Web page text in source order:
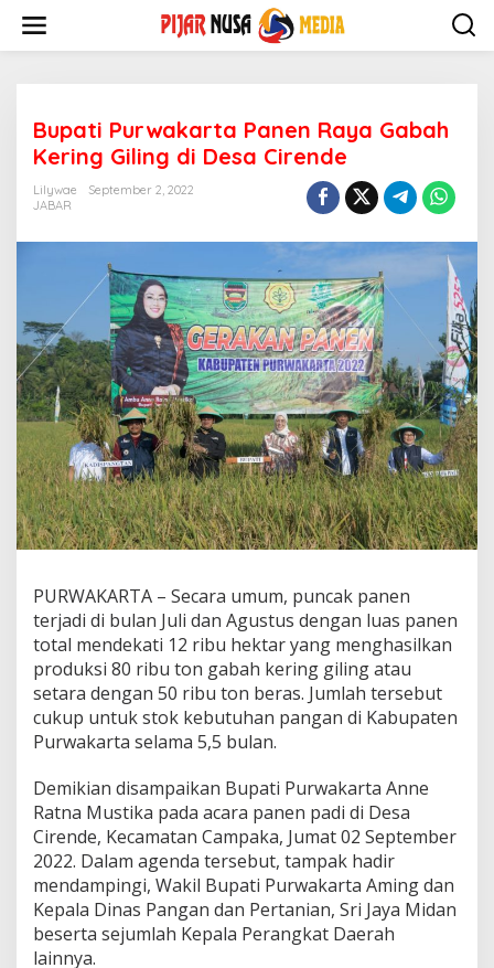
content
Bupati Purwakarta Panen Raya Gabah
Kering Giling di Desa Cirende
Lilywae
September 2, 2022
JABAR
PURWAKARTA – Secara umum, puncak panen
terjadi di bulan Juli dan Agustus dengan luas panen
total mendekati 12 ribu hektar yang menghasilkan
produksi 80 ribu ton gabah kering giling atau
setara dengan 50 ribu ton beras. Jumlah tersebut
cukup untuk stok kebutuhan pangan di Kabupaten
Purwakarta selama 5,5 bulan.
Demikian disampaikan Bupati Purwakarta Anne
Ratna Mustika pada acara panen padi di Desa
Cirende, Kecamatan Campaka, Jumat 02 September
2022. Dalam agenda tersebut, tampak hadir
mendampingi, Wakil Bupati Purwakarta Aming dan
Kepala Dinas Pangan dan Pertanian, Sri Jaya Midan
beserta sejumlah Kepala Perangkat Daerah
lainnya.